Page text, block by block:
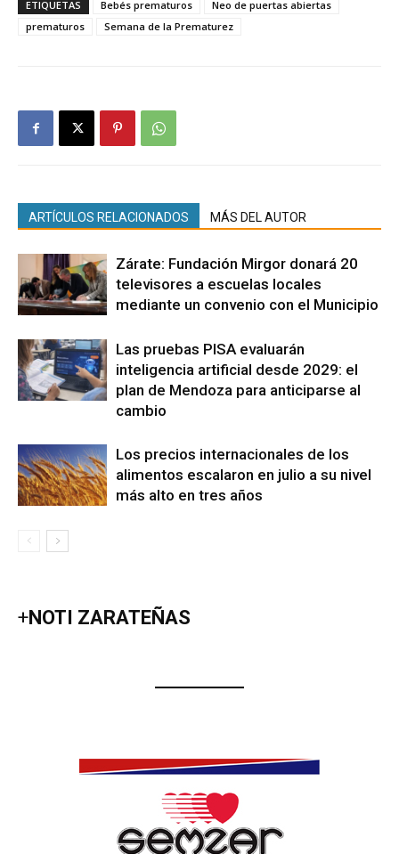
ETIQUETAS Bebés prematuros
Neo de puertas abiertas
prematuros
Semana de la Prematurez
ARTÍCULOS RELACIONADOS MÁS DEL AUTOR
Zárate: Fundación Mirgor donará 20
televisores a escuelas locales
mediante un convenio con el Municipio
Las pruebas PISA evaluarán
inteligencia artificial desde 2029: el
plan de Mendoza para anticiparse al
cambio
Los precios internacionales de los
alimentos escalaron en julio a su nivel
más alto en tres años
+NOTI ZARATEÑAS